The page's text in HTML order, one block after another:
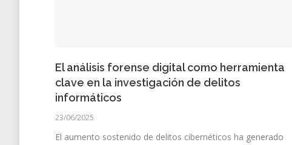
El análisis forense digital como herramienta
clave en la investigación de delitos
informáticos
23/06/2025
El aumento sostenido de delitos cibernéticos ha generado